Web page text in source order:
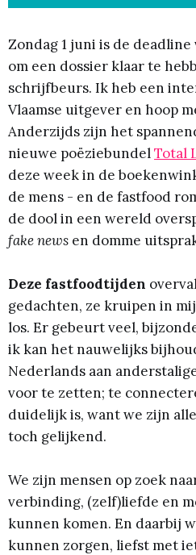
Zondag 1 juni is de deadline
om een dossier klaar te
schrijfbeurs. Ik heb een
Vlaamse uitgever en hoop
Anderzijds zijn het
nieuwe poëziebundelTotal
deze week in de
de mens - en de fastfood
de dool in een wereld
fake news en domme
Deze fastfoodtijden
gedachten, ze kruipen in
los. Er gebeurt veel,
ik kan het nauwelijks
Nederlands aan
voor te zetten; te
duidelijk is, want we zijn
toch gelijkend.
We zijn mensen op zoek
verbinding, (zelf)liefde en
kunnen komen. En daarbij
kunnen zorgen, liefst met